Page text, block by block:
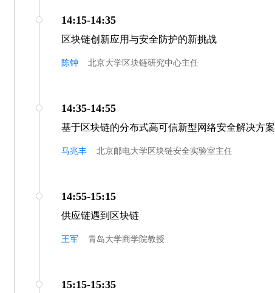
14:15-14:35
区块链创新应用与安全防护的新挑战
陈钟 北京大学区块链研究中心主任
14:35-14:55
基于区块链的分布式高可信新型网络安全解决方案
马兆丰 北京邮电大学区块链安全实验室主任
14:55-15:15
供应链遇到区块链
王军 青岛大学商学院教授
15:15-15:35